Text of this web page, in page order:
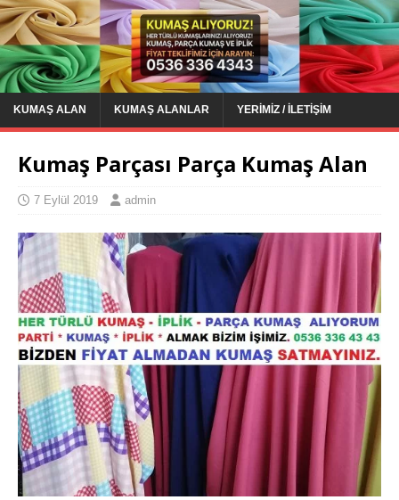
KUMAŞ ALAN KUMAŞ ALANLAR YERIMIZ / İLETIŞIM
Kumaş Parçası Parça Kumaş Alan
7 Eylül 2019 admin